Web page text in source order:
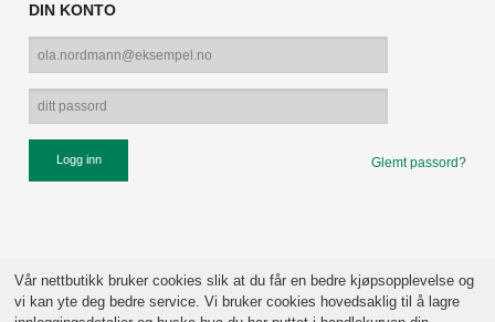
DIN KONTO
Glemt passord?
Vår nettbutikk bruker cookies slik at du får en bedre kjøpsopplevelse og
vi kan yte deg bedre service. Vi bruker cookies hovedsaklig til å lagre